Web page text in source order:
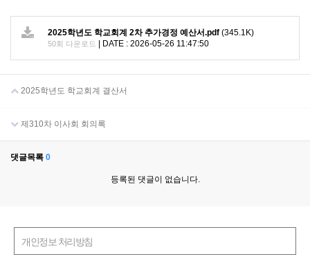
2025학년도 학교회계 2차 추가경정 예산서.pdf (345.1K)
50회 다운로드 DATE : 2026-05-26 11:47:50
2025학년도 학교회계 결산서
제310차 이사회 회의록
댓글목록 0
등록된 댓글이 없습니다.